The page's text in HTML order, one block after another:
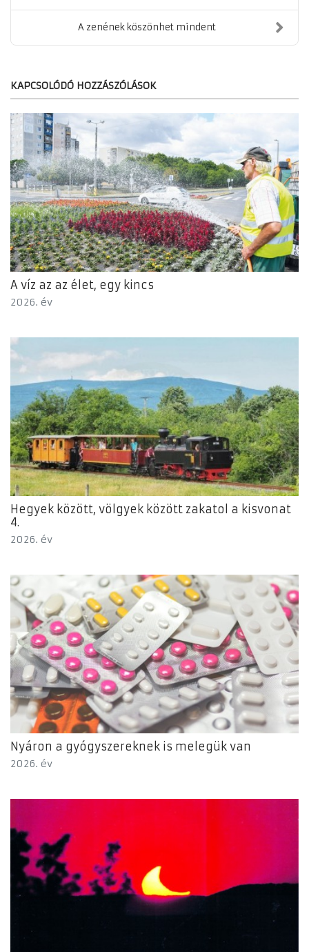
A zenének köszönhet mindent
KAPCSOLÓDÓ HOZZÁSZÓLÁSOK
A víz az az élet, egy kincs
2026. év
Hegyek között, völgyek között zakatol a kisvonat
4.
2026. év
Nyáron a gyógyszereknek is melegük van
2026. év